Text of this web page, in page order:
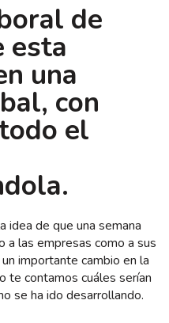
de
esta
una
con
el
idea de que una semana
a las empresas como a sus
importante cambio en la
te contamos cuáles serían
se ha ido desarrollando.